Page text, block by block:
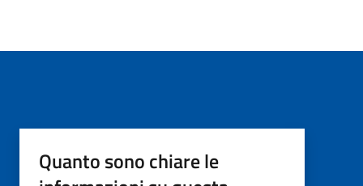
Quanto sono chiare le